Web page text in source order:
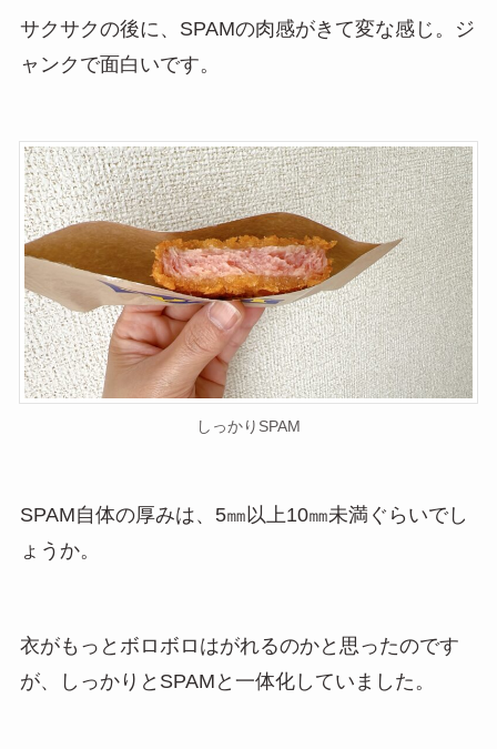
サクサクの後に、SPAMの肉感がきて変な感じ。ジ
ャンクで面白いです。
しっかりSPAM
SPAM自体の厚みは、5㎜以上10㎜未満ぐらいでし
ょうか。
衣がもっとボロボロはがれるのかと思ったのです
が、しっかりとSPAMと一体化していました。